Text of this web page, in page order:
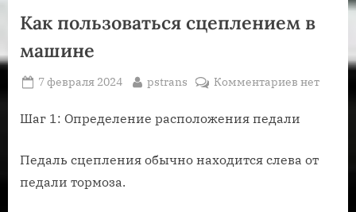
Как пользоваться сцеплением в
машине
Posted
7 февраля 2024 By
pstrans Комментариевк
Как
нет
Шаг 1: Определение расположения педали
Педаль сцепления обычно находится слева от
педали тормоза.